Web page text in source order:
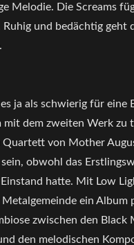
Melodie. Die Screams
Ruhig und bedächtig geht
ja als schwierig für eine
mit dem zweiten Werk zu
Quartett von Mother
sein, obwohl das
hatte. Mit Low
Metalgemeinde ein Album
zwischen den Black
den melodischen